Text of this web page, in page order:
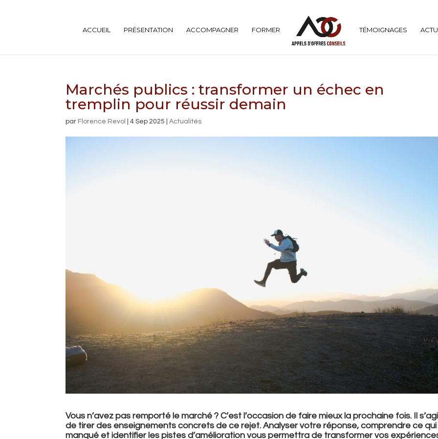
ACCUEIL PRÉSENTATION ACCOMPAGNER FORMER TÉMOIGNAGES
Marchés publics : transformer un échec en
tremplin pour réussir demain
par Florence Revol |4 Sep 2025 |Actualités
Vous n’avez pas remporté le marché ? C’est l’occasion de faire mieux la prochaine fois. Il
de tirer des enseignements concrets de ce rejet. Analyser votre réponse, comprendre ce qui
manqué et identifier les pistes d’amélioration vous permettra de transformer vos